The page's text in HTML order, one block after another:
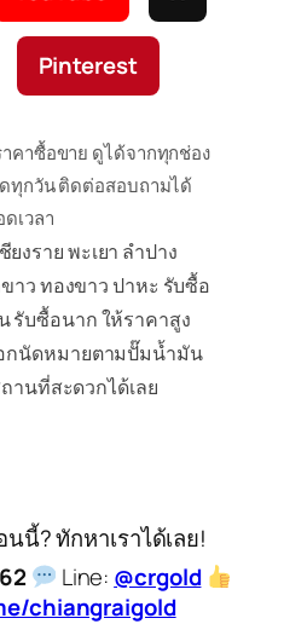
Pinterest
าคาซื้อขาย ดูได้จากทุกช่อง
ทุกวัน ติดต่อสอบถามได้
เวลา
งราย พะเยา ลำปาง
าว ทองขาว ปาหะ รับซื้อ
รับซื้อนาก ให้ราคาสูง
กนัดหมายตามปั๊มน้ำมัน
านที่สะดวกได้เลย
นี้? ทักหาเราได้เลย!
Line: @crgold
chiangraigold